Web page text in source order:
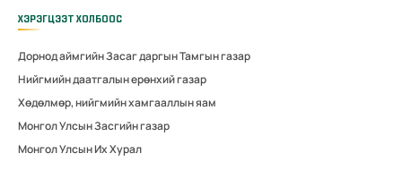
ХЭРЭГЦЭЭТ ХОЛБООС
Дорнод аймгийн Засаг даргын Тамгын газар
Нийгмийн даатгалын ерөнхий газар
Хөдөлмөр, нийгмийн хамгааллын яам
Монгол Улсын Засгийн газар
Монгол Улсын Их Хурал